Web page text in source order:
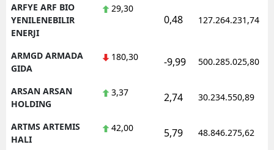
ARFYE ARF BIO
YENILENEBILIR
ENERJI
29,30
0,48 127.264.231,74
ARMGD ARMADA
GIDA
180,30 -9,99 500.285.025,80
ARSAN ARSAN
HOLDING
3,37 2,74 30.234.550,89
ARTMS ARTEMIS
HALI
42,00 5,79 48.846.275,62